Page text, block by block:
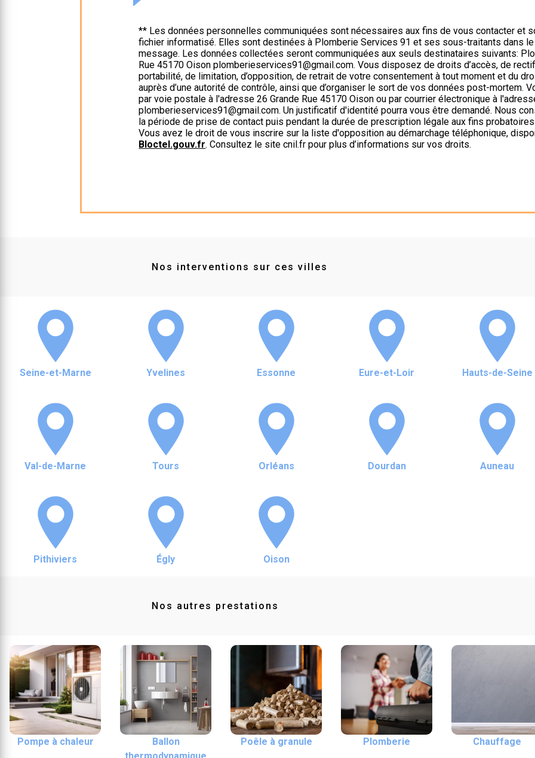
** Les données personnelles communiquées sont nécessaires aux fins de vous contacter et
fichier informatisé. Elles sont destinées à Plomberie Services 91 et ses sous-traitants dans
message. Les données collectées seront communiquées aux seuls destinataires suivants:
Rue 45170 Oison plomberieservices91@gmail.com. Vous disposez de droits d’accès, de
portabilité, de limitation, d’opposition, de retrait de votre consentement à tout moment et du
auprès d’une autorité de contrôle, ainsi que d’organiser le sort de vos données post-mortem.
par voie postale à l'adresse 26 Grande Rue 45170 Oison ou par courrier électronique à
plomberieservices91@gmail.com. Un justificatif d'identité pourra vous être demandé. Nous
la période de prise de contact puis pendant la durée de prescription légale aux fins
Vous avez le droit de vous inscrire sur la liste d'opposition au démarchage téléphonique,
Bloctel.gouv.fr. Consultez le site cnil.fr pour plus d’informations sur vos droits.
Nos interventions sur ces villes
Seine-et-Marne Yvelines Essonne Eure-et-Loir Hauts-de-Seine
Val-de-Marne Tours Orléans Dourdan Auneau
Pithiviers Égly Oison
Nos autres prestations
Pompe à chaleur
Ballon
Poêle à granule Plomberie Chauffage